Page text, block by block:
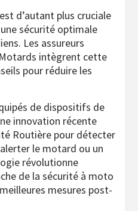
d’autant plus cruciale
sécurité optimale
Les assureurs
intègrent cette
pour réduire les
de dispositifs de
innovation récente
Routière pour détecter
le motard ou un
révolutionne
de la sécurité à moto
mesures post-